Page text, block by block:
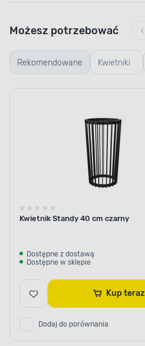
Rekomendowane Kwietniki
wiszące i
Możesz potrzebować
Kwietnik Standy 40 cm czarny
Dostępne z dostawą
Dostępne w sklepie
Kup teraz
Dodaj do porównania